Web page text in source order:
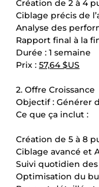
Création de 2 à 4
Ciblage précis de
Analyse des
Rapport final à la
Durée : 1 semaine
Prix : 57,64 $US
2. Offre Croissance
Objectif : Générer
Ce que ça inclut :
Création de 5 à 8
Ciblage avancé et
Suivi quotidien
Optimisation du